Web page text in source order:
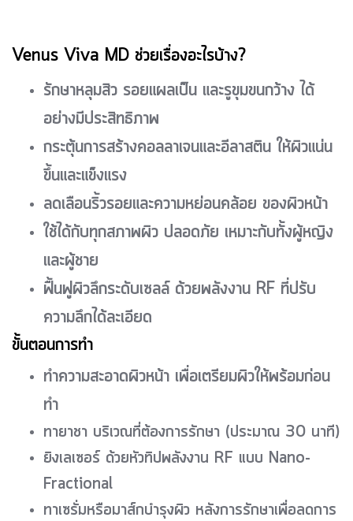
Venus Viva MD ช่วยเรื่องอะไรบ้าง?
รักษาหลุมสิว รอยแผลเป็น และรูขุมขนกว้าง ได้
อย่างมีประสิทธิภาพ
กระตุ้นการสร้างคอลลาเจนและอีลาสติน ให้ผิวแน่น
ขึ้นและแข็งแรง
ลดเลือนริ้วรอยและความหย่อนคล้อย ของผิวหน้า
ใช้ได้กับทุกสภาพผิว ปลอดภัย เหมาะกับทั้งผู้หญิง
และผู้ชาย
ฟื้นฟูผิวลึกระดับเซลล์ ด้วยพลังงาน RF ที่ปรับ
ความลึกได้ละเอียด
ขั้นตอนการทำ
ทำความสะอาดผิวหน้า เพื่อเตรียมผิวให้พร้อมก่อน
ทำ
ทายาชา บริเวณที่ต้องการรักษา (ประมาณ 30 นาที)
ยิงเลเซอร์ ด้วยหัวทิปพลังงาน RF แบบ Nano-
Fractional
ทาเซรั่มหรือมาส์กบำรุงผิว หลังการรักษาเพื่อลดการ